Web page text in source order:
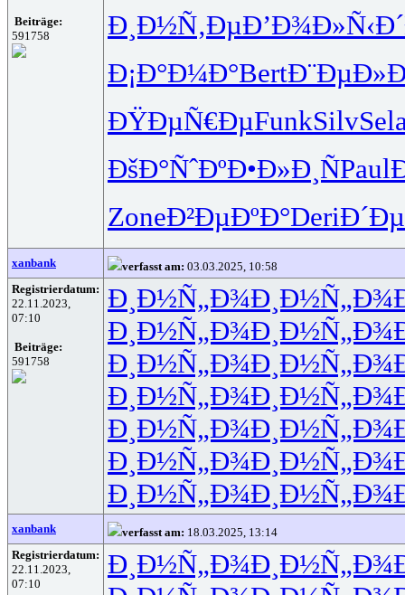
Beiträge:
591758
Ð¸Ð½Ñ‚ÐµÐ’Ð¾Ð»Ñ‹
Ð¡Ð°Ð¼Ð°Bert
ÐŸÐµÑ€ÐµFunkSilv
ÐšÐ°ÑˆÐºÐ•Ð»Ð¸ÑPaul
ZoneÐ²ÐµÐºÐ°Deri
xanbank verfasst am: 03.03.2025, 10:58
Registrierdatum:
22.11.2023,
07:10
Beiträge:
591758
Ð¸Ð½Ñ„Ð¾Ð¸Ð½Ñ„Ð¾
Ð¸Ð½Ñ„Ð¾Ð¸Ð½Ñ„Ð¾
Ð¸Ð½Ñ„Ð¾Ð¸Ð½Ñ„Ð¾
Ð¸Ð½Ñ„Ð¾Ð¸Ð½Ñ„Ð¾
Ð¸Ð½Ñ„Ð¾Ð¸Ð½Ñ„Ð¾
Ð¸Ð½Ñ„Ð¾Ð¸Ð½Ñ„Ð¾
Ð¸Ð½Ñ„Ð¾Ð¸Ð½Ñ„Ð¾
xanbank verfasst am: 18.03.2025, 13:14
Registrierdatum:
22.11.2023,
07:10
Ð¸Ð½Ñ„Ð¾Ð¸Ð½Ñ„Ð¾